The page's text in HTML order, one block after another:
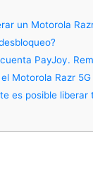
un Motorola
PayJoy.
Motorola Razr 5G
es posible liberar